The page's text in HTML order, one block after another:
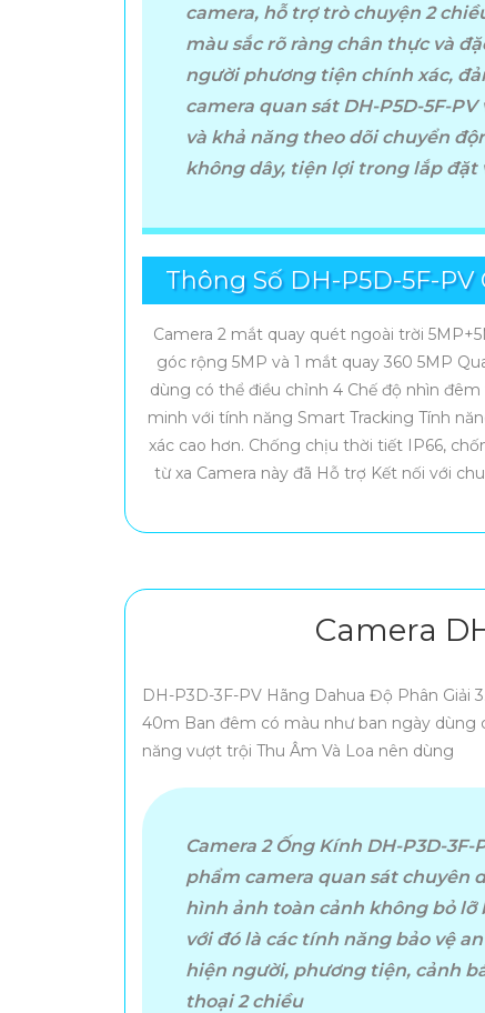
camera, hỗ trợ trò chuyện 2
màu sắc rõ ràng chân thực và
người phương tiện chính xác,
camera quan sát DH-P5D-5F-
và khả năng theo dõi chuyển
không dây, tiện lợi trong lắp đặt
Thông Số DH-P5D-5F-
Camera 2 mắt quay quét ngoài trời
góc rộng 5MP và 1 mắt quay 360 5MP
dùng có thể điều chỉnh 4 Chế độ nhìn
minh với tính năng Smart Tracking Tính
xác cao hơn. Chống chịu thời tiết IP66,
từ xa Camera này đã Hỗ trợ Kết nối với
Camera
DH-P3D-3F-PV Hãng Dahua Độ Phân Giải
40m Ban đêm có màu như ban ngày dùng
năng vượt trội Thu Âm Và Loa nên dùng
Camera 2 Ống Kính DH-P3D-3F-
phẩm camera quan sát chuyên
hình ảnh toàn cảnh không bỏ lỡ
với đó là các tính năng bảo vệ
hiện người, phương tiện, cảnh
thoại 2 chiều